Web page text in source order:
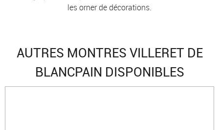
les orner de décorations.
AUTRES MONTRES VILLERET DE
BLANCPAIN DISPONIBLES